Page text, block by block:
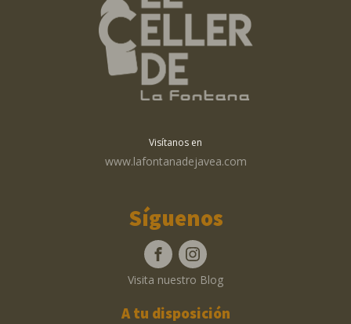
Visítanos en
www.lafontanadejavea.com
Síguenos
Visita nuestro Blog
A tu disposición